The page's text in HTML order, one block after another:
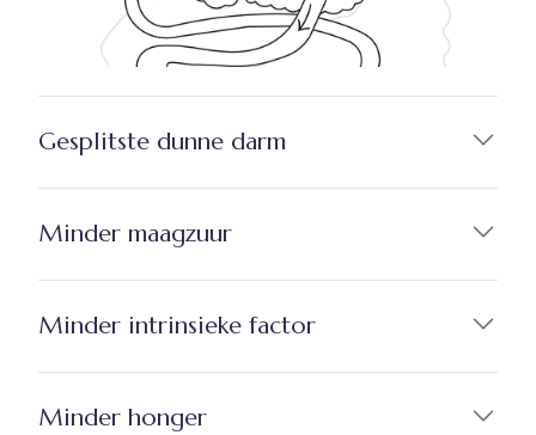
Gesplitste dunne darm
Minder maagzuur
Minder intrinsieke factor
Minder honger